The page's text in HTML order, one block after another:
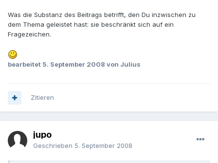
Was die Substanz des Beitrags betrifft, den Du inzwischen zu
dem Thema geleistet hast: sie beschränkt sich auf ein
Fragezeichen.
bearbeitet 5. September 2008 von Julius
Zitieren
jupo
Geschrieben 5. September 2008